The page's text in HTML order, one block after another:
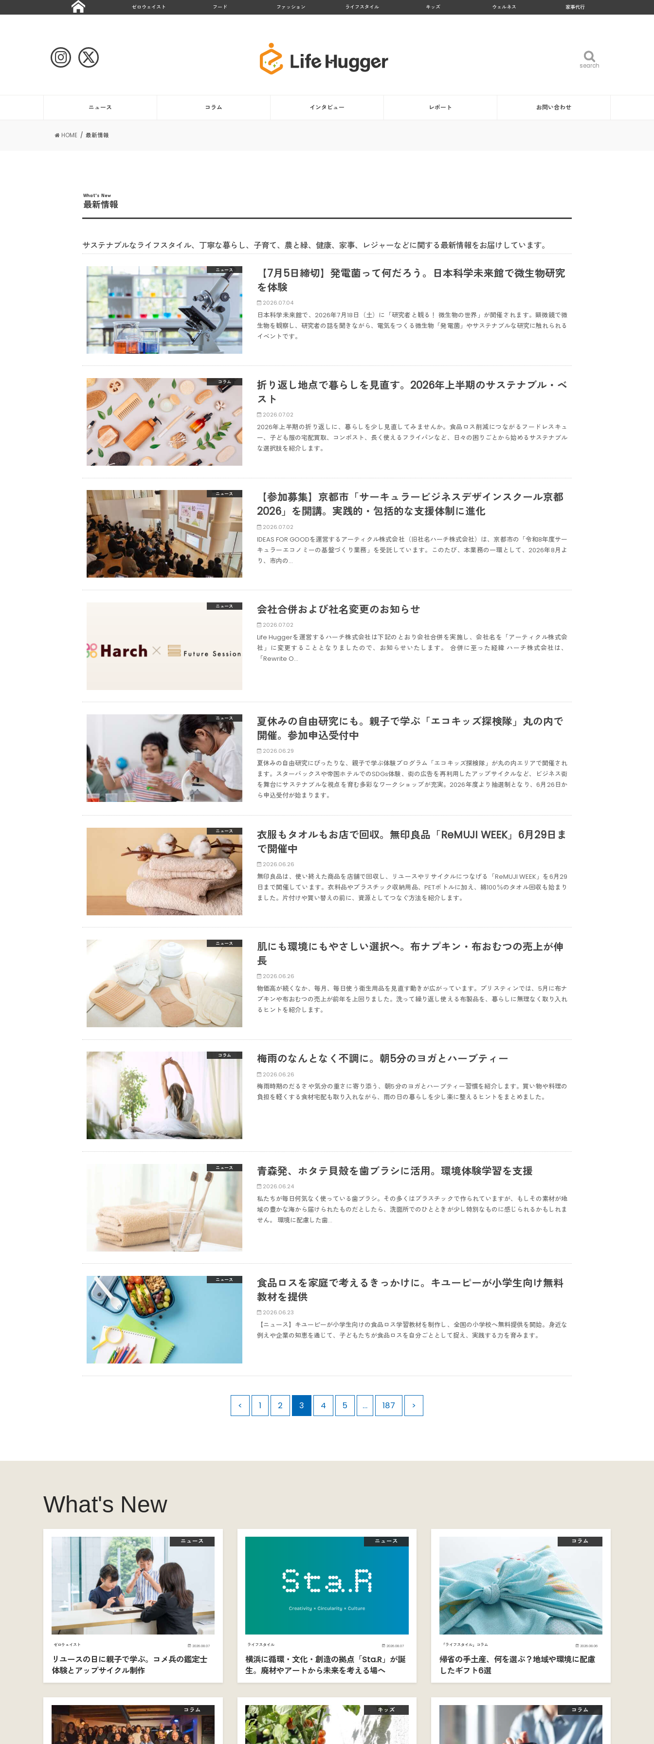
ゼロウェイスト フード ファッション ライフスタイル キッズ ウェルネス 家事代行
search
search
ニュース コラム インタビュー レポート お問い合わせ
HOME 最新情報
What's New
最新情報
サステナブルなライフスタイル、丁寧な暮らし、子育て、農と緑、健康、家事、レジャーなどに関する最新情報をお届けしています。
ニュース
【7月5日締切】発電菌って何だろう。日本科学未来館で微生物研究
を体験
2026.07.04
日本科学未来館で、2026年7月18日（土）に「研究者と観る！ 微生物の世界」が開催されます。顕微鏡で微
生物を観察し、研究者の話を聞きながら、電気をつくる微生物「発電菌」やサステナブルな研究に触れられる
イベントです。
コラム
折り返し地点で暮らしを見直す。2026年上半期のサステナブル・ベ
スト
2026.07.02
2026年上半期の折り返しに、暮らしを少し見直してみませんか。食品ロス削減につながるフードレスキュ
ー、子ども服の宅配買取、コンポスト、長く使えるフライパンなど、日々の困りごとから始めるサステナブル
な選択肢を紹介します。
ニュース
【参加募集】京都市「サーキュラービジネスデザインスクール京都
2026」を開講。実践的・包括的な支援体制に進化
2026.07.02
IDEAS FOR GOODを運営するアーティクル株式会社（旧社名ハーチ株式会社）は、京都市の「令和8年度サー
キュラーエコノミーの基盤づくり業務」を受託しています。このたび、本業務の一環として、2026年8月よ
り、市内の…
ニュース 会社合併および社名変更のお知らせ
2026.07.02
Life Huggerを運営するハーチ株式会社は下記のとおり会社合併を実施し、会社名を「アーティクル株式会
社」に変更することとなりましたので、お知らせいたします。 合併に至った経緯 ハーチ株式会社は、
「Rewrite O…
ニュース
夏休みの自由研究にも。親子で学ぶ「エコキッズ探検隊」丸の内で
開催。参加申込受付中
2026.06.29
夏休みの自由研究にぴったりな、親子で学ぶ体験プログラム「エコキッズ探検隊」が丸の内エリアで開催され
ます。スターバックスや帝国ホテルでのSDGs体験、街の広告を再利用したアップサイクルなど、ビジネス街
を舞台にサステナブルな視点を育む多彩なワークショップが充実。2026年度より抽選制となり、6月26日か
ら申込受付が始まります。
ニュース
衣服もタオルもお店で回収。無印良品「ReMUJI WEEK」6月29日ま
で開催中
2026.06.26
無印良品は、使い終えた商品を店舗で回収し、リユースやリサイクルにつなげる「ReMUJI WEEK」を6月29
日まで開催しています。衣料品やプラスチック収納用品、PETボトルに加え、綿100％のタオル回収も始まり
ました。片付けや買い替えの前に、資源としてつなぐ方法を紹介します。
ニュース
肌にも環境にもやさしい選択へ。布ナプキン・布おむつの売上が伸
長
2026.06.26
物価高が続くなか、毎月、毎日使う衛生用品を見直す動きが広がっています。プリスティンでは、5月に布ナ
プキンや布おむつの売上が前年を上回りました。洗って繰り返し使える布製品を、暮らしに無理なく取り入れ
るヒントを紹介します。
コラム 梅雨のなんとなく不調に。朝5分のヨガとハーブティー
2026.06.26
梅雨時期のだるさや気分の重さに寄り添う、朝5分のヨガとハーブティー習慣を紹介します。買い物や料理の
負担を軽くする食材宅配も取り入れながら、雨の日の暮らしを少し楽に整えるヒントをまとめました。
ニュース 青森発、ホタテ貝殻を歯ブラシに活用。環境体験学習を支援
2026.06.24
私たちが毎日何気なく使っている歯ブラシ。その多くはプラスチックで作られていますが、もしその素材が地
域の豊かな海から届けられたものだとしたら、洗面所でのひとときが少し特別なものに感じられるかもしれま
せん。 環境に配慮した歯…
ニュース
食品ロスを家庭で考えるきっかけに。キユーピーが小学生向け無料
教材を提供
2026.06.23
【ニュース】キユーピーが小学生向けの食品ロス学習教材を制作し、全国の小学校へ無料提供を開始。身近な
例えや企業の知恵を通じて、子どもたちが食品ロスを自分ごととして捉え、実践する力を育みます。
< 1 2 3 4 5 … 187 >
What's New
ニュース
ゼロウェイスト 2026.08.07
リユースの日に親子で学ぶ。コメ兵の鑑定士
体験とアップサイクル制作
ニュース
ライフスタイル 2026.08.07
横浜に循環・文化・創造の拠点「Sta.R」が誕
生。廃材やアートから未来を考える場へ
コラム
「ライフスタイル」コラム 2026.08.06
帰省の手土産、何を選ぶ？地域や環境に配慮
したギフト6選
コラム キッズ コラム